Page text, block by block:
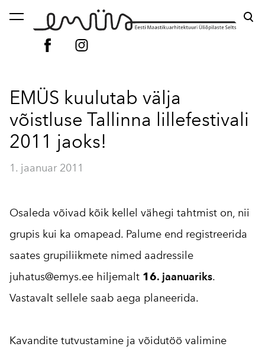
lisati ostukorvi. Vaata ostukorvi
EMÜS kuulutab välja
võistluse Tallinna lillefestivali
2011 jaoks!
1. jaanuar 2011
Osaleda võivad kõik kellel vähegi tahtmist on, nii
grupis kui ka omapead. Palume end registreerida
saates grupiliikmete nimed aadressile
juhatus@emys.ee hiljemalt 16. jaanuariks.
Vastavalt sellele saab aega planeerida.
Kavandite tutvustamine ja võidutöö valimine